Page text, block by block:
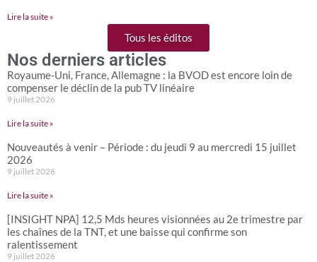
Lire la suite »
Tous les éditos
Nos derniers articles
Royaume-Uni, France, Allemagne : la BVOD est encore loin de
compenser le déclin de la pub TV linéaire
9 juillet 2026
Lire la suite »
Nouveautés à venir – Période : du jeudi 9 au mercredi 15 juillet
2026
9 juillet 2026
Lire la suite »
[INSIGHT NPA] 12,5 Mds heures visionnées au 2e trimestre par
les chaînes de la TNT, et une baisse qui confirme son
ralentissement
9 juillet 2026